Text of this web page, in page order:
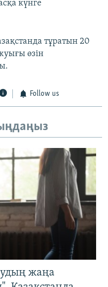
күнге
тұратын 20
өзін
Follow us
жаңа